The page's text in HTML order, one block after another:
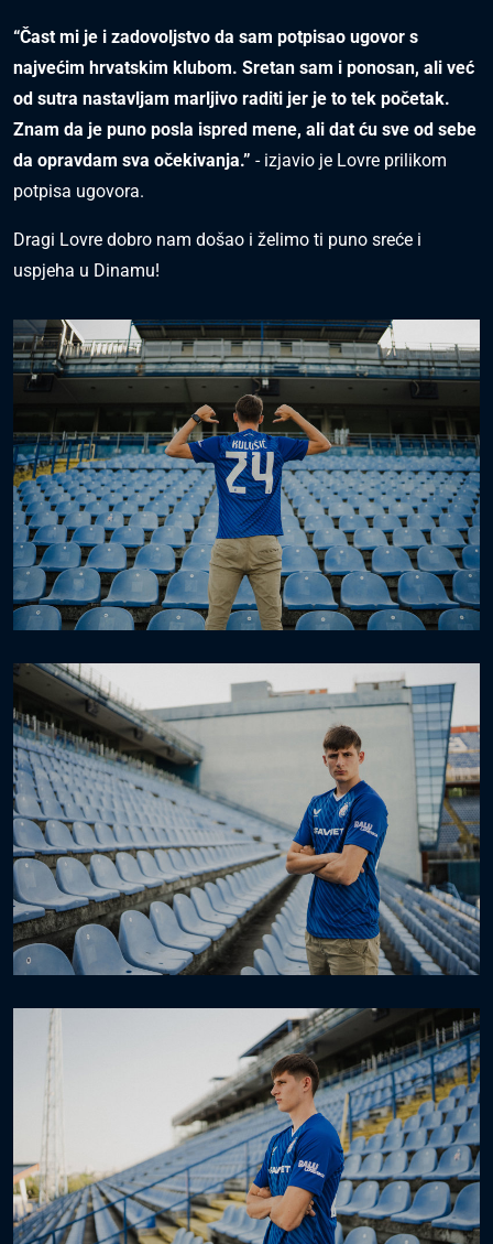
“Čast mi je i zadovoljstvo da sam potpisao ugovor s
najvećim hrvatskim klubom. Sretan sam i ponosan, ali već
od sutra nastavljam marljivo raditi jer je to tek početak.
Znam da je puno posla ispred mene, ali dat ću sve od sebe
da opravdam sva očekivanja.” - izjavio je Lovre prilikom
potpisa ugovora.
Dragi Lovre dobro nam došao i želimo ti puno sreće i
uspjeha u Dinamu!